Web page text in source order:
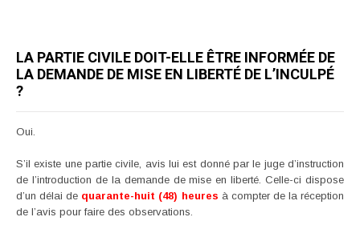
LA PARTIE CIVILE DOIT-ELLE ÊTRE INFORMÉE DE
LA DEMANDE DE MISE EN LIBERTÉ DE L’INCULPÉ
?
Oui.
S’il existe une partie civile, avis lui est donné par le juge d’instruction
de l’introduction de la demande de mise en liberté. Celle-ci dispose
d’un délai de quarante-huit (48) heures à compter de la réception
de l’avis pour faire des observations.